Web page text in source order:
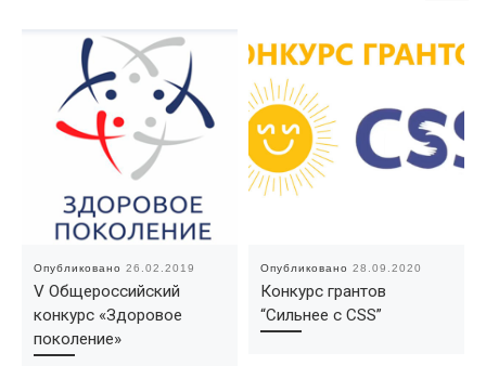
Опубликовано 26.02.2019
V Общероссийский
конкурс «Здоровое
поколение»
Опубликовано 28.09.2020
Конкурс грантов
“Сильнее с CSS”